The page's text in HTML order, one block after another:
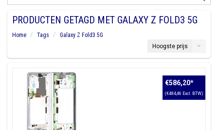
PRODUCTEN GETAGD MET GALAXY Z FOLD3 5G
Home Tags
Galaxy Z Fold3 5G
Hoogste prijs
€586,20*
(€484,46 Excl. BTW)